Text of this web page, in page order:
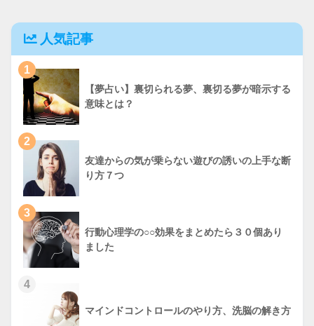
人気記事
1
【夢占い】裏切られる夢、裏切る夢が暗示する
意味とは？
2
友達からの気が乗らない遊びの誘いの上手な断
り方７つ
3
行動心理学の○○効果をまとめたら３０個あり
ました
4
マインドコントロールのやり方、洗脳の解き方